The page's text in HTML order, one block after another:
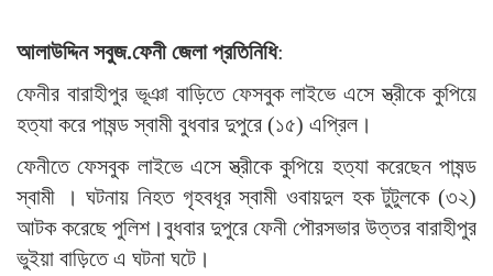
আলাউদ্দিন সবুজ.ফেনী জেলা প্রতিনিধি:
ফেনীর বারাহীপুর ভূঞা বাড়িতে ফেসবুক লাইভে এসে স্ত্রীকে কুপিয়ে
হত্যা করে পাষন্ড স্বামী বুধবার দুপুরে (১৫) এপ্রিল।
ফেনীতে ফেসবুক লাইভে এসে স্ত্রীকে কুপিয়ে হত্যা করেছেন পাষন্ড
স্বামী । ঘটনায় নিহত গৃহবধূর স্বামী ওবায়দুল হক টুটুলকে (৩২)
আটক করেছে পুলিশ।বুধবার দুপুরে ফেনী পৌরসভার উত্তর বারাহীপুর
ভুইয়া বাড়িতে এ ঘটনা ঘটে।